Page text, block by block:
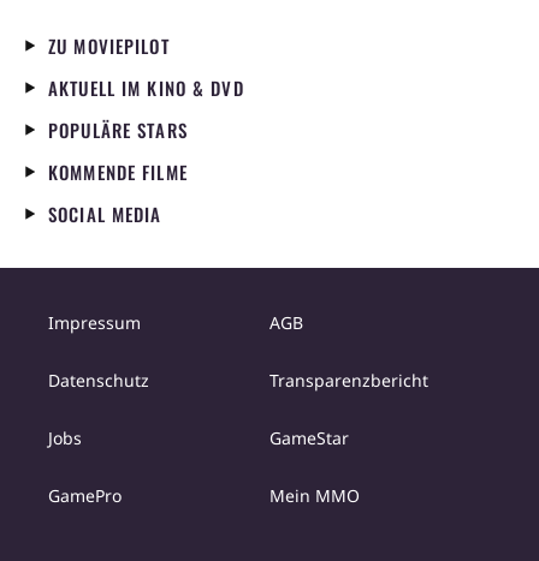
ZU MOVIEPILOT
AKTUELL IM KINO & DVD
POPULÄRE STARS
KOMMENDE FILME
SOCIAL MEDIA
Impressum AGB
Datenschutz Transparenzbericht
Jobs GameStar
GamePro Mein MMO